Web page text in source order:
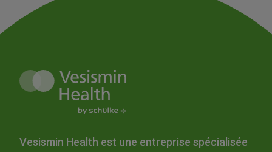
Vesismin Health est une entreprise spécialisée